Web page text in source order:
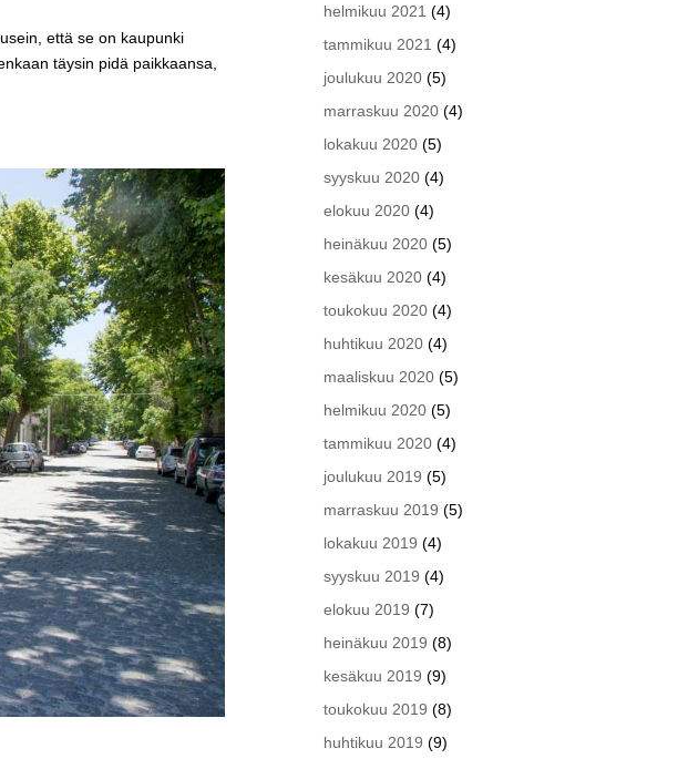
että se on kaupunki
täysin pidä paikkaansa,
helmikuu 2021 (4)
tammikuu 2021 (4)
joulukuu 2020 (5)
marraskuu 2020 (4)
lokakuu 2020 (5)
syyskuu 2020 (4)
elokuu 2020 (4)
heinäkuu 2020 (5)
kesäkuu 2020 (4)
toukokuu 2020 (4)
huhtikuu 2020 (4)
maaliskuu 2020 (5)
helmikuu 2020 (5)
tammikuu 2020 (4)
joulukuu 2019 (5)
marraskuu 2019 (5)
lokakuu 2019 (4)
syyskuu 2019 (4)
elokuu 2019 (7)
heinäkuu 2019 (8)
kesäkuu 2019 (9)
toukokuu 2019 (8)
huhtikuu 2019 (9)